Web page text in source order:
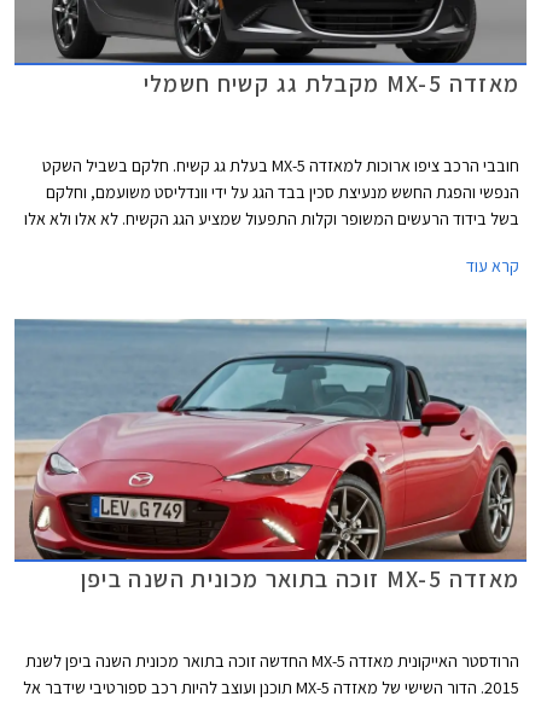
מאזדה MX-5 מקבלת גג קשיח חשמלי
חובבי הרכב ציפו ארוכות למאזדה MX-5 בעלת גג קשיח. חלקם בשביל השקט
הנפשי והפגת החשש מנעיצת סכין בבד הגג על ידי וונדליסט משועמם, וחלקם
בשל בידוד הרעשים המשופר וקלות התפעול שמציע הגג הקשיח. לא אלו ולא אלו
כך.
קרא עוד
מאזדה MX-5 זוכה בתואר מכונית השנה ביפן
הרודסטר האייקונית מאזדה MX-5 החדשה זוכה בתואר מכונית השנה ביפן לשנת
2015. הדור השישי של מאזדה MX-5 תוכנן ועוצב להיות רכב ספורטיבי שידבר אל